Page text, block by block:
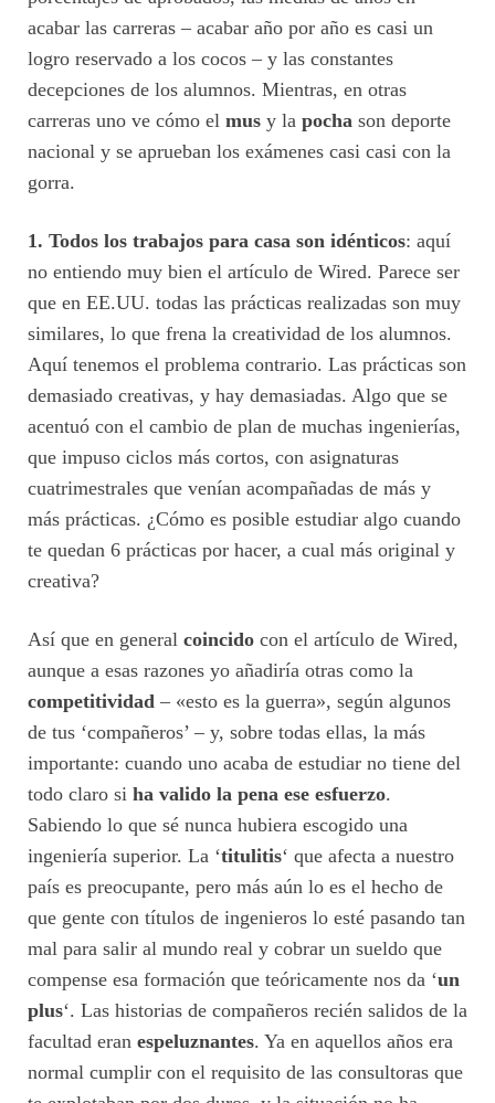
acabar las carreras – acabar año por año es casi un
logro reservado a los cocos – y las constantes
decepciones de los alumnos. Mientras, en otras
carreras uno ve cómo el mus y la pocha son deporte
nacional y se aprueban los exámenes casi casi con la
gorra.
1. Todos los trabajos para casa son idénticos: aquí
no entiendo muy bien el artículo de Wired. Parece ser
que en EE.UU. todas las prácticas realizadas son muy
similares, lo que frena la creatividad de los alumnos.
Aquí tenemos el problema contrario. Las prácticas son
demasiado creativas, y hay demasiadas. Algo que se
acentuó con el cambio de plan de muchas ingenierías,
que impuso ciclos más cortos, con asignaturas
cuatrimestrales que venían acompañadas de más y
más prácticas. ¿Cómo es posible estudiar algo cuando
te quedan 6 prácticas por hacer, a cual más original y
creativa?
Así que en general coincido con el artículo de Wired,
aunque a esas razones yo añadiría otras como la
competitividad – «esto es la guerra», según algunos
de tus ‘compañeros’ – y, sobre todas ellas, la más
importante: cuando uno acaba de estudiar no tiene del
todo claro si ha valido la pena ese esfuerzo.
Sabiendo lo que sé nunca hubiera escogido una
ingeniería superior. La ‘titulitis‘ que afecta a nuestro
país es preocupante, pero más aún lo es el hecho de
que gente con títulos de ingenieros lo esté pasando tan
mal para salir al mundo real y cobrar un sueldo que
compense esa formación que teóricamente nos da ‘un
plus‘. Las historias de compañeros recién salidos de la
facultad eran espeluznantes. Ya en aquellos años era
normal cumplir con el requisito de las consultoras que